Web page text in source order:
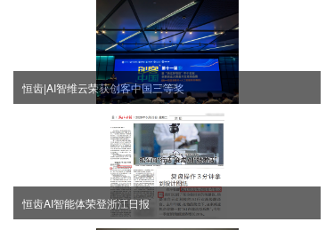
恒齿|AI智维云荣获创客中国三等奖
恒齿AI智能体荣登浙江日报